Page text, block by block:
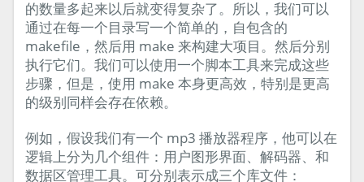
的数量多起来以后就变得复杂了。所以，我们可以
通过在每一个目录写一个简单的，自包含的
makefile，然后用 make 来构建大项目。然后分别
执行它们。我们可以使用一个脚本工具来完成这些
步骤，但是，使用 make 本身更高效，特别是更高
的级别同样会存在依赖。
例如，假设我们有一个 mp3 播放器程序，他可以在
逻辑上分为几个组件：用户图形界面、解码器、和
数据区管理工具。可分别表示成三个库文件：